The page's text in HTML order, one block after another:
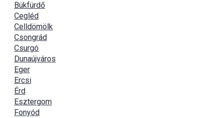
Bükfürdő
Cegléd
Celldömölk
Csongrád
Csurgó
Dunaújváros
Eger
Ercsi
Érd
Esztergom
Fonyód